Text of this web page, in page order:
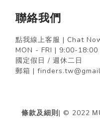
聯絡我們
點我線上客服 | Chat
MON - FRI | 9:00-18:00
國定假日 / 週休二日
郵箱 |
條款及細則| © 2022